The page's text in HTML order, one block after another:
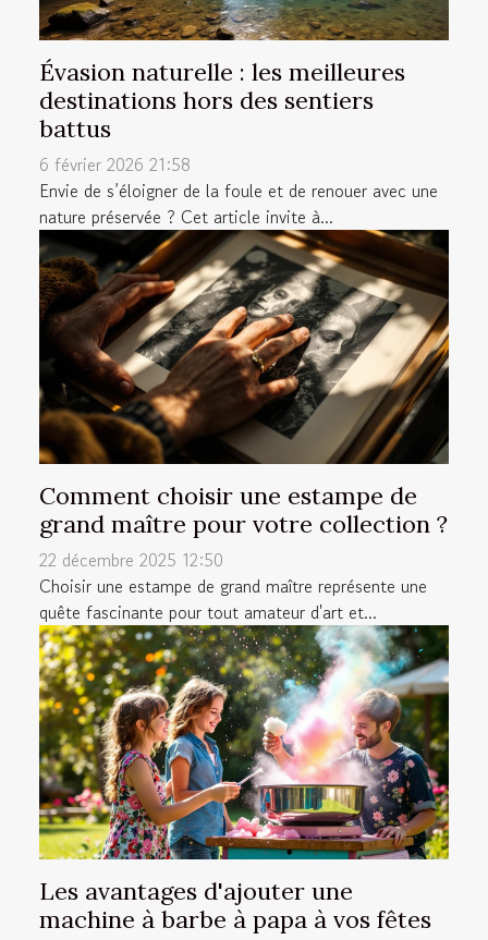
Évasion naturelle : les meilleures
destinations hors des sentiers
battus
6 février 2026 21:58
Envie de s’éloigner de la foule et de renouer avec une
nature préservée ? Cet article invite à...
Comment choisir une estampe de
grand maître pour votre collection ?
22 décembre 2025 12:50
Choisir une estampe de grand maître représente une
quête fascinante pour tout amateur d'art et...
Les avantages d'ajouter une
machine à barbe à papa à vos fêtes